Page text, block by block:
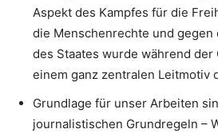
Aspekt des Kampfes für die
die Menschenrechte und
des Staates wurde während der
einem ganz zentralen Leitmotiv
Grundlage für unser Arbeiten
journalistischen Grundregeln –